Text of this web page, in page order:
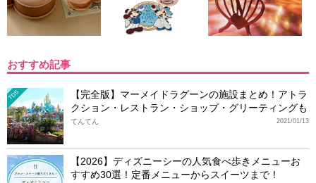
おすすめ記事
TDS
【完全版】マーメイドラグーンの施設まとめ！アトラ
クション・レストラン・ショップ・グリーティングも
2021/01/13
てんてん
【2026】ディズニーシーの人気食べ歩きメニューお
すすめ30選！定番メニューからスイーツまで！